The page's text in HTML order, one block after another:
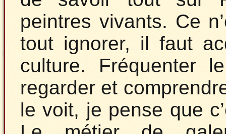
peintres vivants. Ce
tout ignorer, il faut
culture. Fréquenter
regarder et
le voit, je pense que